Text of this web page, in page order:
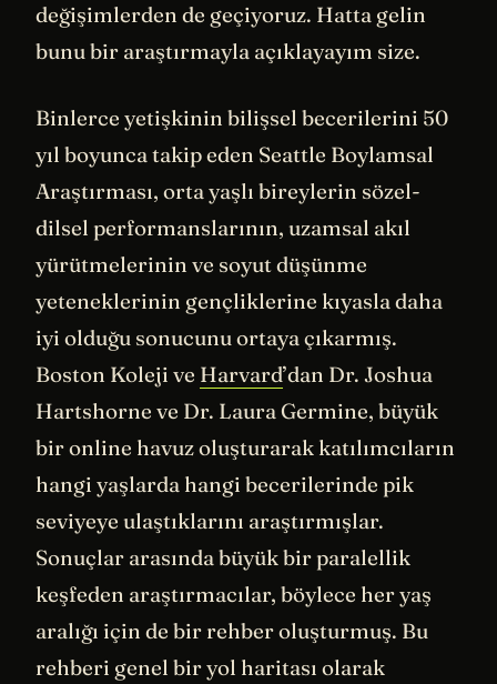
değişimlerden de geçiyoruz. Hatta gelin
bunu bir araştırmayla açıklayayım size.
Binlerce yetişkinin bilişsel becerilerini 50
yıl boyunca takip eden Seattle Boylamsal
Araştırması, orta yaşlı bireylerin sözel-
dilsel performanslarının, uzamsal akıl
yürütmelerinin ve soyut düşünme
yeteneklerinin gençliklerine kıyasla daha
iyi olduğu sonucunu ortaya çıkarmış.
Boston Koleji ve Harvard’dan Dr. Joshua
Hartshorne ve Dr. Laura Germine, büyük
bir online havuz oluşturarak katılımcıların
hangi yaşlarda hangi becerilerinde pik
seviyeye ulaştıklarını araştırmışlar.
Sonuçlar arasında büyük bir paralellik
keşfeden araştırmacılar, böylece her yaş
aralığı için de bir rehber oluşturmuş. Bu
rehberi genel bir yol haritası olarak